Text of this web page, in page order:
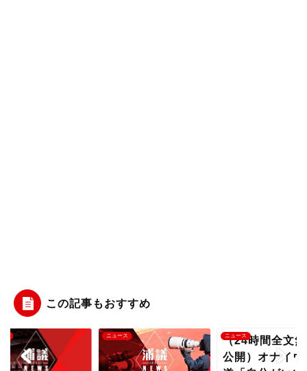
この記事もおすすめ
ニュース ニュース
（24時間全文
公開）オナイウ